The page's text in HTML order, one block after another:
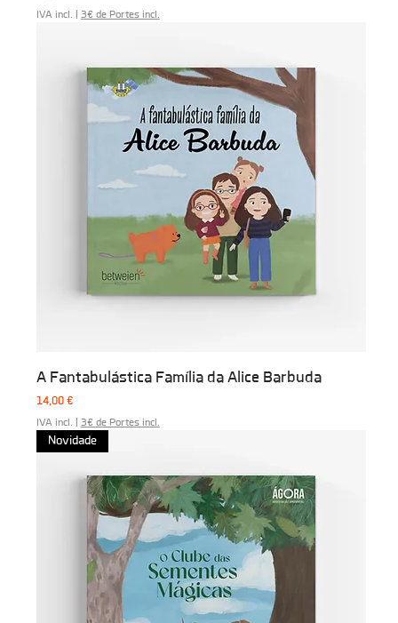
IVA incl. 3€ de Portes incl.
A Fantabulástica Família da Alice Barbuda
Preço
14,00 €
IVA incl. 3€ de Portes incl.
Novidade